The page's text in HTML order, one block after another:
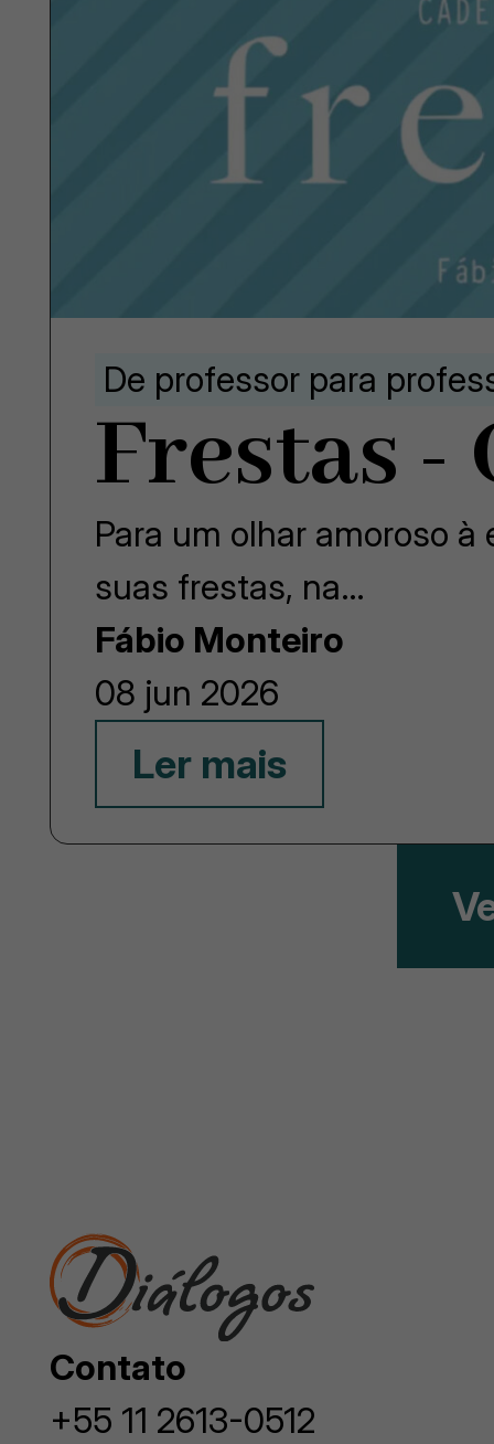
De professor para
Frestas -
Para um olhar amoroso
suas frestas, na…
Fábio Monteiro
08 jun 2026
Ler mais
Contato
+55 11 2613-0512